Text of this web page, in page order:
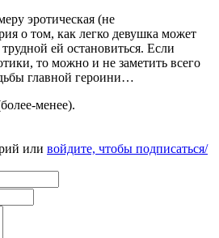
эротическая (не
о том, как легко девушка может
ей остановиться. Если
то можно и не заметить всего
главной героини…
менее).
или войдите, чтобы подписаться/